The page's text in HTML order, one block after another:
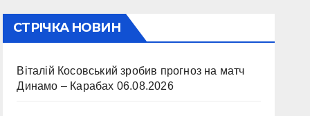
СТРІЧКА НОВИН
Віталій Косовський зробив прогноз на матч
Динамо – Карабах 06.08.2026